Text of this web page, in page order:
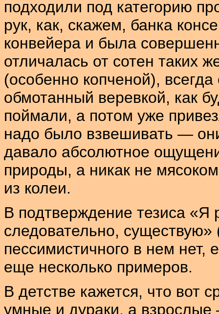
подходили под категорию
рук, как, скажем, банка
конвейера и была
отличалась от сотен таких
(особенно копченой),
обмотанный веревкой, как
поймали, а потом уже
надо было взвешивать —
давало абсолютное
природы, а никак не
из колеи.
В подтверждение тезиса
следовательно, существую»
пессимистичного в нем нет,
еще несколько примеров.
В детстве кажется, что вот
умные и дураки, а